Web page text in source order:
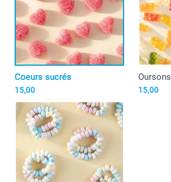
Coeurs sucrés
15,00
Oursons
15,00